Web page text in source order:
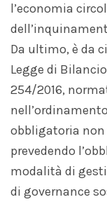
l’economia
Da ultimo, è da
Legge di
254/2016,
obbligatoria non
prevedendo
modalità di
di governance